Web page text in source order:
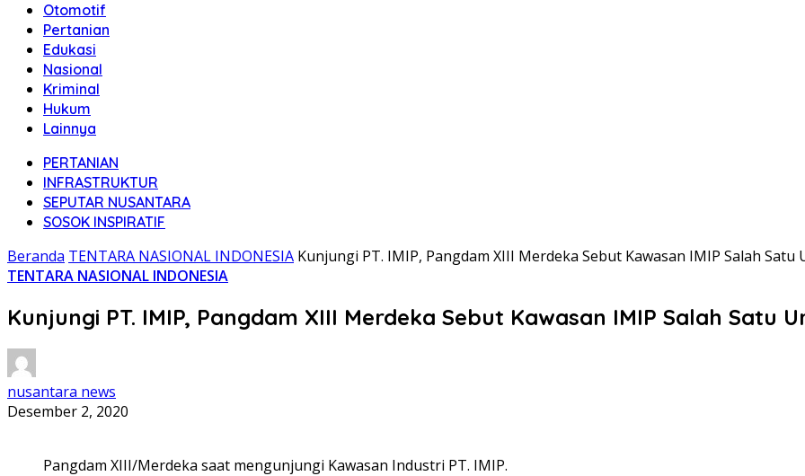
Otomotif
Pertanian
Edukasi
Nasional
Kriminal
Hukum
Lainnya
PERTANIAN
INFRASTRUKTUR
SEPUTAR NUSANTARA
SOSOK INSPIRATIF
Beranda TENTARA NASIONAL INDONESIA Kunjungi PT. IMIP, Pangdam XIII Merdeka Sebut Kawasan IMIP Salah
TENTARA NASIONAL INDONESIA
Kunjungi PT. IMIP, Pangdam XIII Merdeka Sebut Kawasan IMIP Salah Satu
nusantara news
Desember 2, 2020
Pangdam XIII/Merdeka saat mengunjungi Kawasan Industri PT. IMIP.